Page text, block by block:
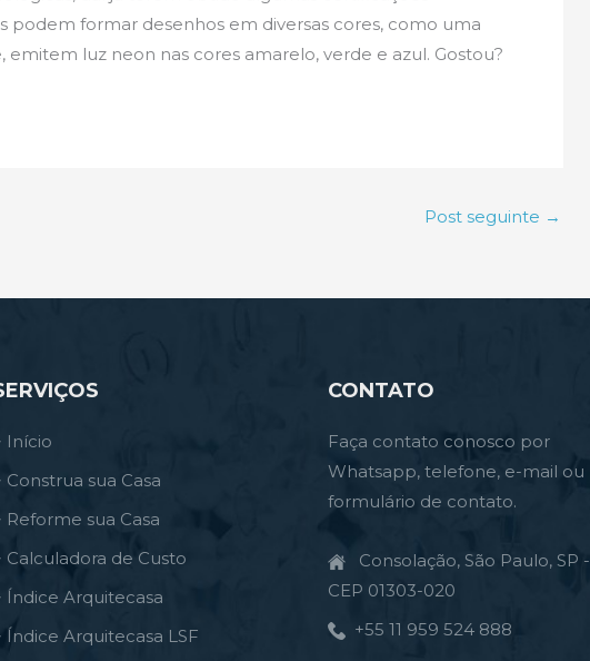
podem formar desenhos em diversas cores, como uma
luz neon nas cores amarelo, verde e azul. Gostou?
Post seguinte →
Início
Construa sua Casa
Reforme sua Casa
Calculadora de Custo
Índice Arquitecasa
Índice Arquitecasa LSF
CONTATO
Faça contato conosco por
Whatsapp, telefone, e-mail ou
formulário de contato.
Consolação, São Paulo, SP -
CEP 01303-020
+55 11 959 524 888